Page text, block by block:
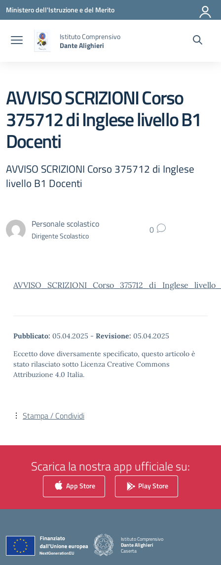
Vai ai contenuti
Vai al menu di navigazione
Vai al footer
Ministero dell'Istruzione e del Merito
Istituto Comprensivo
Dante Alighieri
AVVISO SCRIZIONI Corso
375712 di Inglese livello B1
Docenti
AVVISO SCRIZIONI Corso 375712 di Inglese
livello B1 Docenti
Personale scolastico
Dirigente Scolastico 0
Pubblicato: 05.04.2025 - Revisione: 05.04.2025
Eccetto dove diversamente specificato, questo articolo è
stato rilasciato sotto Licenza Creative Commons
Attribuzione 4.0 Italia.
Stampa / Condividi
Scarica la nostra app ufficiale su:
App Store Play Store
Istituto Comprensivo
Dante Alighieri
Caserta